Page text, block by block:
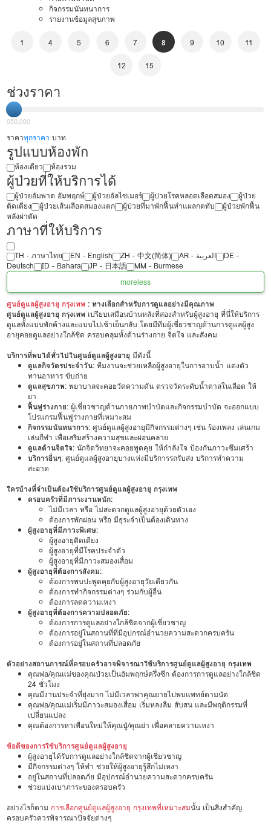
กิจกรรมนันทนาการ
รายงานข้อมูลสุขภาพ
1 4 5 6 7 8 9 10 11
12 15
ช่วงราคา
050,000
ราคาทุกราคา บาท
รูปแบบห้องพัก
ห้องเดียว ห้องรวม
ผู้ป่วยที่ให้บริการได้
ผู้ป่วยอัมพาต อัมพฤกษ์ ผู้ป่วยอัลไซเมอร์ ผู้ป่วยโรคหลอดเลือดสมอง
ผู้ป่วย
ติดเตียง
ผู้ป่วยเส้นเลือดสมองแตก ผู้ป่วยที่มาพักฟื้นทำแผลกดทับ
ผู้ป่วยพักฟื้น
หลังผ่าตัด
ภาษาที่ให้บริการ
TH - ‏ภาษาไทย EN - English ZH - 中文(简体) ‏AR - ‏العربية‏
DE -
Deutsch
ID - Bahara JP - 日本語
MM - Burmese
moreless
ศูนย์ดูแลผู้สูงอายุ กรุงเทพ : ทางเลือกสำหรับการดูแลอย่างมีคุณภาพ
ศูนย์ดูแลผู้สูงอายุ กรุงเทพ เปรียบเสมือนบ้านหลังที่สองสำหรับผู้สูงอายุ ที่นี่ให้บริการ
ดูแลทั้งแบบพักค้างและแบบไปเช้าเย็นกลับ โดยมีทีมผู้เชี่ยวชาญด้านการดูแลผู้สูง
อายุคอยดูแลอย่างใกล้ชิด ครอบคลุมทั้งด้านร่างกาย จิตใจ และสังคม
บริการที่พบได้ทั่วไปในศูนย์ดูแลผู้สูงอายุ มีดังนี้
ดูแลกิจวัตรประจำวัน: ทีมงานจะช่วยเหลือผู้สูงอายุในการอาบน้ำ แต่งตัว
ทานอาหาร ขับถ่าย
ดูแลสุขภาพ: พยาบาลจะคอยวัดความดัน ตรวจวัดระดับน้ำตาลในเลือด ให้
ยา
ฟื้นฟูร่างกาย: ผู้เชี่ยวชาญด้านกายภาพบำบัดและกิจกรรมบำบัด จะออกแบบ
โปรแกรมฟื้นฟูร่างกายที่เหมาะสม
กิจกรรมนันทนาการ: ศูนย์ดูแลผู้สูงอายุมีกิจกรรมต่างๆ เช่น ร้องเพลง เล่นเกม
เล่นกีฬา เพื่อเสริมสร้างความสุขและผ่อนคลาย
ดูแลด้านจิตใจ: นักจิตวิทยาจะคอยพูดคุย ให้กำลังใจ ป้องกันภาวะซึมเศร้า
บริการอื่นๆ: ศูนย์ดูแลผู้สูงอายุบางแห่งมีบริการรถรับส่ง บริการทำความ
สะอาด
ใครบ้างที่จำเป็นต้องใช้บริการศูนย์ดูแลผู้สูงอายุ กรุงเทพ
ครอบครัวที่มีภาระงานหนัก:
ไม่มีเวลา หรือ ไม่สะดวกดูแลผู้สูงอายุด้วยตัวเอง
ต้องการพักผ่อน หรือ มีธุระจำเป็นต้องเดินทาง
ผู้สูงอายุที่มีภาวะพิเศษ:
ผู้สูงอายุติดเตียง
ผู้สูงอายุที่มีโรคประจำตัว
ผู้สูงอายุที่มีภาวะสมองเสื่อม
ผู้สูงอายุที่ต้องการสังคม:
ต้องการพบปะพูดคุยกับผู้สูงอายุวัยเดียวกัน
ต้องการทำกิจกรรมต่างๆ ร่วมกับผู้อื่น
ต้องการลดความเหงา
ผู้สูงอายุที่ต้องการความปลอดภัย:
ต้องการการดูแลอย่างใกล้ชิดจากผู้เชี่ยวชาญ
ต้องการอยู่ในสถานที่ที่มีอุปกรณ์อำนวยความสะดวกครบครัน
ต้องการอยู่ในสถานที่ปลอดภัย
ตัวอย่างสถานการณ์ที่ครอบครัวอาจพิจารณาใช้บริการศูนย์ดูแลผู้สูงอายุ กรุงเทพ
คุณพ่อ/คุณแม่ของคุณป่วยเป็นอัมพฤกษ์ครึ่งซีก ต้องการการดูแลอย่างใกล้ชิด
24 ชั่วโมง
คุณมีงานประจำที่ยุ่งมาก ไม่มีเวลาพาคุณยายไปพบแพทย์ตามนัด
คุณพ่อ/คุณแม่เริ่มมีภาวะสมองเสื่อม เริ่มหลงลืม สับสน และมีพฤติกรรมที่
เปลี่ยนแปลง
คุณต้องการหาเพื่อนใหม่ให้คุณปู่/คุณย่า เพื่อคลายความเหงา
ข้อดีของการใช้บริการศูนย์ดูแลผู้สูงอายุ
ผู้สูงอายุได้รับการดูแลอย่างใกล้ชิดจากผู้เชี่ยวชาญ
มีกิจกรรมต่างๆ ให้ทำ ช่วยให้ผู้สูงอายุรู้สึกไม่เหงา
อยู่ในสถานที่ปลอดภัย มีอุปกรณ์อำนวยความสะดวกครบครัน
ช่วยแบ่งเบาภาระของครอบครัว
อย่างไรก็ตาม การเลือกศูนย์ดูแลผู้สูงอายุ กรุงเทพที่เหมาะสมนั้น เป็นสิ่งสำคัญ
ครอบครัวควรพิจารณาปัจจัยต่างๆ